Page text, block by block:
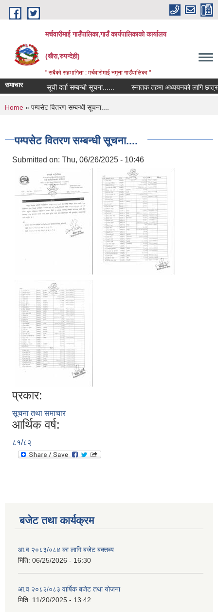
Skip to main content
मर्चवारीमाई गाउँपालिका,गाउँ कार्यपालिकाको कार्यालय
(खैरा,रुपन्देही)
" सबैको सहभागिता : मर्चवारीमाई नमुना गाउँपालिका "
समाचार
सूचना.. सूची दर्ता सम्बन्धी सूचना...... स्नातक तहमा अध्ययनको लागि
You are here
Home » पम्पसेट वितरण सम्बन्धी सूचना....
पम्पसेट वितरण सम्बन्धी सूचना....
Submitted on: Thu, 06/26/2025 - 10:46
प्रकार:
सूचना तथा समाचार
आर्थिक वर्ष:
८१/८२
बजेट तथा कार्यक्रम
आ.व २०८३/०८४ का लागि बजेट बक्तब्य
मिति: 06/25/2026 - 16:30
आ.व २०८२/०८३ वार्षिक बजेट तथा योजना
मिति: 11/20/2025 - 13:42